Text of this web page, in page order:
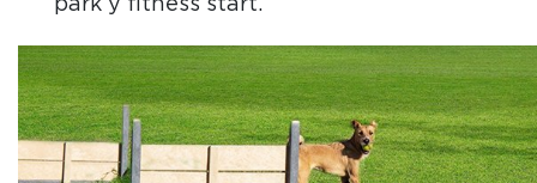
park y fitness start.